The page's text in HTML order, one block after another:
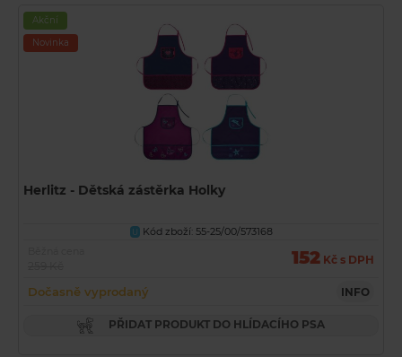
Akční
Novinka
Herlitz - Dětská zástěrka Holky
U Kód zboží: 55-25/00/573168
152 Kč s DPH
Dočasně vyprodaný INFO
PŘIDAT PRODUKT DO HLÍDACÍHO PSA